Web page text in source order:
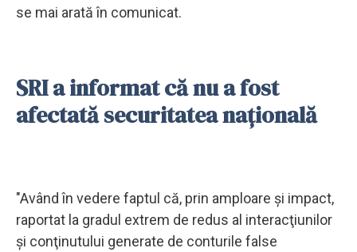
se mai arată în comunicat.
SRI a informat că nu a fost
afectată securitatea naţională
"Având în vedere faptul că, prin amploare şi impact,
raportat la gradul extrem de redus al interacţiunilor
şi conţinutului generate de conturile false